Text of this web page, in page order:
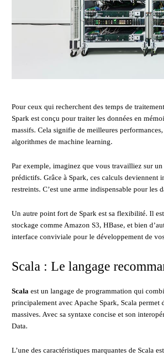
Pour ceux qui recherchent des temps de
Spark est conçu pour traiter les données en
massifs. Cela signifie de meilleures
algorithmes de machine learning.
Par exemple, imaginez que vous travailliez sur
prédictifs. Grâce à Spark, ces calculs deviennent
restreints. C’est une arme indispensable pour les
Un autre point fort de Spark est sa flexibilité. Il
stockage comme Amazon S3, HBase, et bien
interface conviviale pour le développement de
Scala : Le langage
Scala est un langage de programmation qui
principalement avec Apache Spark, Scala
massives. Avec sa syntaxe concise et son
Data.
L’une des caractéristiques marquantes de Scala